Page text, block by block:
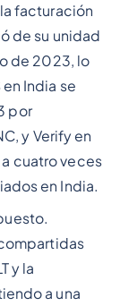
facturación
de su unidad
de 2023, lo
India se
por
y Verify en
cuatro veces
en India.
y la
a una